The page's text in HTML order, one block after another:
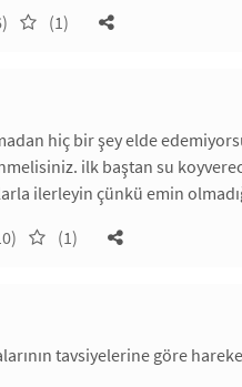
(1)
hiç bir şey elde
ilk baştan su
ilerleyin çünkü emin
(1)
tavsiyelerine göre